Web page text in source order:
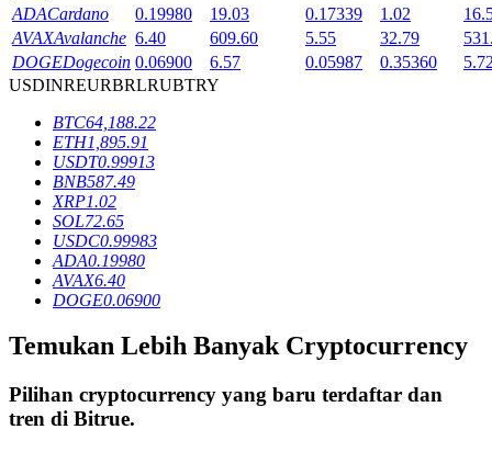
Penguncian BTR
Investasi eksklusif untuk pemegang BTR
Pinjaman
ADACardano 0.19980 19.03 0.17339 1.02
AVAXAvalanche 6.40 609.60 5.55 32.79
DOGEDogecoin 0.06900 6.57 0.05987 0.35360
USDINREURBRLRUBTRY
BTC64,188.22
ETH1,895.91
USDT0.99913
BNB587.49
XRP1.02
SOL72.65
USDC0.99983
ADA0.19980
AVAX6.40
DOGE0.06900
Temukan Lebih Banyak Cryptocurrency
Pilihan cryptocurrency yang baru terdaftar dan
tren di Bitrue.